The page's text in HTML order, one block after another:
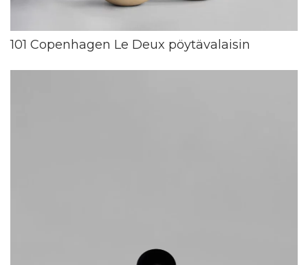
101 Copenhagen Le Deux pöytävalaisin